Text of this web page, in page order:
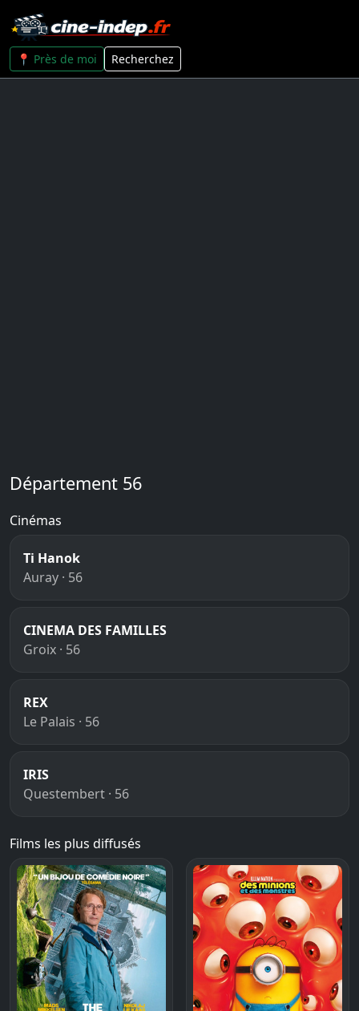
📍 Près de moi Recherchez
Département 56
Cinémas
Ti Hanok
Auray · 56
CINEMA DES FAMILLES
Groix · 56
REX
Le Palais · 56
IRIS
Questembert · 56
Films les plus diffusés